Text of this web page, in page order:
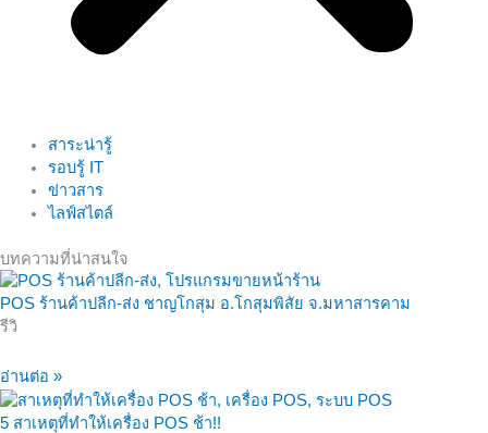
สาระน่ารู้
รอบรู้ IT
ข่าวสาร
ไลฟ์สไตล์
บทความที่น่าสนใจ
POS ร้านค้าปลีก-ส่ง ชาญโกสุม อ.โกสุมพิสัย จ.มหาสารคาม
รีวิ
อ่านต่อ »
5 สาเหตุที่ทำให้เครื่อง POS ช้า!!